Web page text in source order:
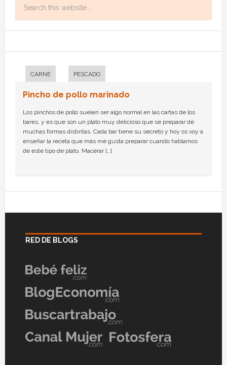
CARNE PESCADO
Pincho de pollo marinado
Los pinchos de pollo suelen ser algo normal en las cartas de los
bares, y es que son un plato muy delicioso que se preparar de
muchas formas distintas. Cada bar tiene su secreto y hoy os voy a
enseñar la receta que más me gusta preparar cuando hablamos
de este tipo de plato. Macerar […]
RED DE BLOGS